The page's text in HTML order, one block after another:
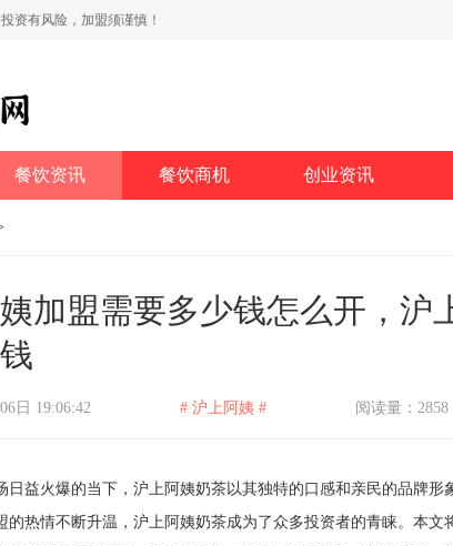
投资有风险，加盟须谨慎！
餐饮资讯 餐饮商机 创业资讯
加盟需要多少钱怎么开，沪
日 19:06:42 # 沪上阿姨 # 阅读量：2858
火爆的当下，沪上阿姨奶茶以其独特的口感和亲民的品牌形
的热情不断升温，沪上阿姨奶茶成为了众多投资者的青睐。本文